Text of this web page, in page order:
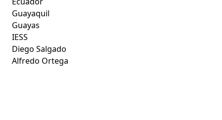
Guayaquil
Guayas
IESS
Diego Salgado
Alfredo Ortega